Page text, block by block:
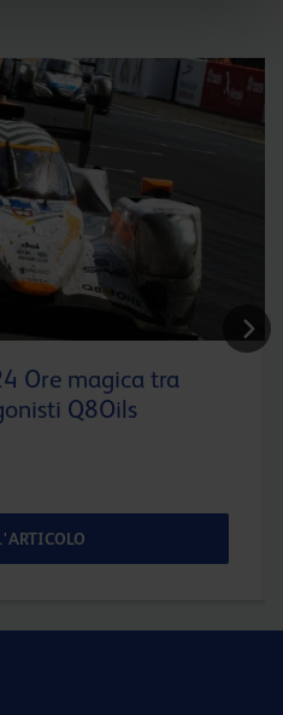
Ore magica tra
Q8Oils